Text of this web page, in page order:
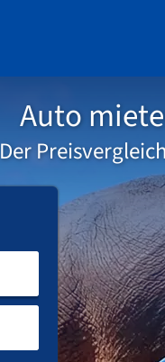
Auto
Der
Anmietort eingeben
Rückgabeort